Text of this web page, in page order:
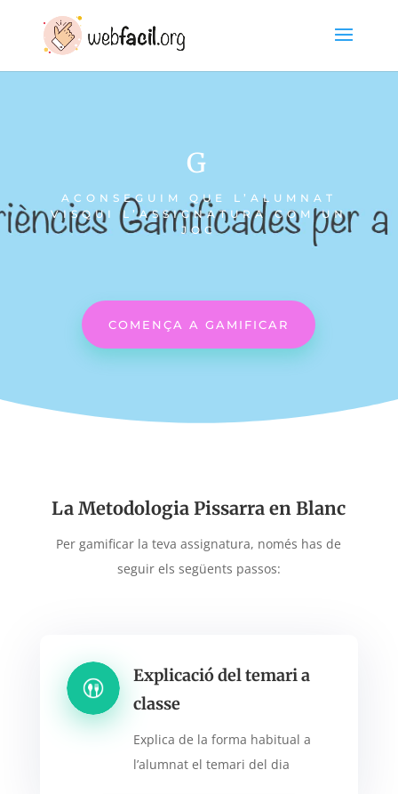
G
ACONSEGUIM QUE L’ALUMNAT
VISQUI L’ASSIGNATURA COM UN
JOC
COMENÇA A GAMIFICAR
La Metodologia Pissarra en Blanc
Per gamificar la teva assignatura, només has de
seguir els següents passos:
Explicació del temari a
classe
Explica de la forma habitual a
l’alumnat el temari del dia